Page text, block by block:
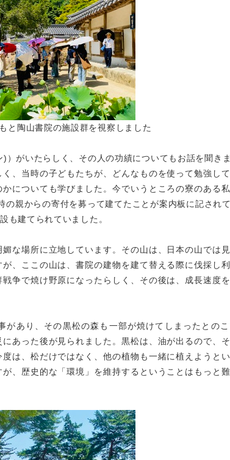
と陶山書院の施設群を視察しました
がいたらしく、その人の功績についてもお話を聞き
、当時の子どもたちが、どんなものを使って勉強し
についても学びました。今でいうところの寮のある
親からの寄付を募って建てたことが案内板に記され
も建てられていました。
な場所に立地しています。その山は、日本の山では
、ここの山は、書院の建物を建て替える際に伐採し
争で焼け野原になったらしく、その後は、成長速度
があり、その黒松の森も一部が焼けてしまったとの
あった後が見られました。黒松は、油が出るので、
は、松だけではなく、他の植物も一緒に植えようと
、歴史的な「環境」を維持するということはもっと